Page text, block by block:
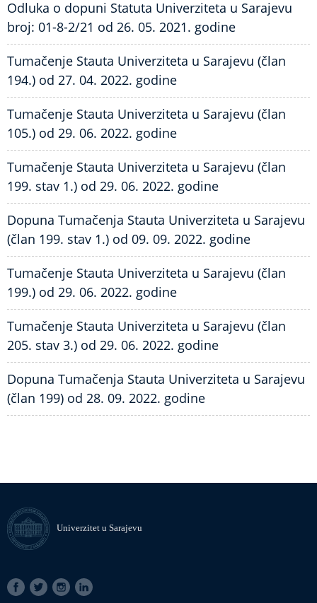
Odluka o dopuni Statuta Univerziteta u Sarajevu
broj: 01-8-2/21 od 26. 05. 2021. godine
Tumačenje Stauta Univerziteta u Sarajevu (član
194.) od 27. 04. 2022. godine
Tumačenje Stauta Univerziteta u Sarajevu (član
105.) od 29. 06. 2022. godine
Tumačenje Stauta Univerziteta u Sarajevu (član
199. stav 1.) od 29. 06. 2022. godine
Dopuna Tumačenja Stauta Univerziteta u Sarajevu
(član 199. stav 1.) od 09. 09. 2022. godine
Tumačenje Stauta Univerziteta u Sarajevu (član
199.) od 29. 06. 2022. godine
Tumačenje Stauta Univerziteta u Sarajevu (član
205. stav 3.) od 29. 06. 2022. godine
Dopuna Tumačenja Stauta Univerziteta u Sarajevu
(član 199) od 28. 09. 2022. godine
Univerzitet u Sarajevu
SOCIAL
LINKS